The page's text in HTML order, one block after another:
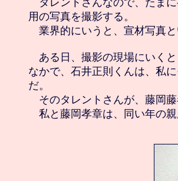
タレントさんなので、たま
用の写真を撮影する。
業界的にいうと、宣材写真と
ある日、撮影の現場にいく
なかで、石井正則くんは、私
だ。
そのタレントさんが、藤岡